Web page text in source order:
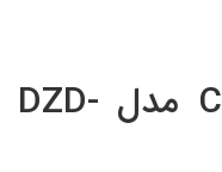
پمپ سانتریفیوژ CNB مدل DZD-